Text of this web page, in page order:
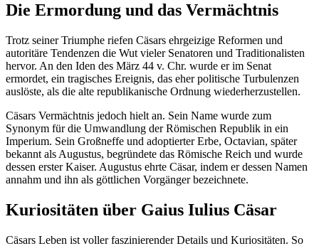
Die Ermordung und das Vermächtnis
Trotz seiner Triumphe riefen Cäsars ehrgeizige Reformen und
autoritäre Tendenzen die Wut vieler Senatoren und Traditionalisten
hervor. An den Iden des März 44 v. Chr. wurde er im Senat
ermordet, ein tragisches Ereignis, das eher politische Turbulenzen
auslöste, als die alte republikanische Ordnung wiederherzustellen.
Cäsars Vermächtnis jedoch hielt an. Sein Name wurde zum
Synonym für die Umwandlung der Römischen Republik in ein
Imperium. Sein Großneffe und adoptierter Erbe, Octavian, später
bekannt als Augustus, begründete das Römische Reich und wurde
dessen erster Kaiser. Augustus ehrte Cäsar, indem er dessen Namen
annahm und ihn als göttlichen Vorgänger bezeichnete.
Kuriositäten über Gaius Iulius Cäsar
Cäsars Leben ist voller faszinierender Details und Kuriositäten. So